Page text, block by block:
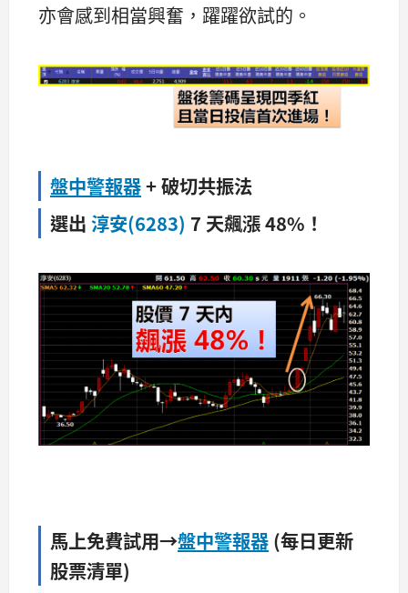
亦會感到相當興奮，躍躍欲試的。
盤中警報器+ 破切共振法
選出 淳安(6283) 7 天飆漲 48%！
馬上免費試用→盤中警報器 (每日更新
股票清單)